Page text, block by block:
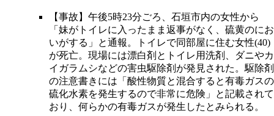
【事故】午後5時23分ごろ、石垣市内の女性から
「妹がトイレに入ったまま返事がなく、硫黄のにお
いがする」と通報。トイレで同部屋に住む女性(40)
が死亡。現場には漂白剤とトイレ用洗剤、ダニやカ
イガラムシなどの害虫駆除剤が発見された。駆除剤
の注意書きには「酸性物質と混合すると有毒ガスの
硫化水素を発生するので非常に危険」と記載されて
おり、何らかの有毒ガスが発生したとみられる。